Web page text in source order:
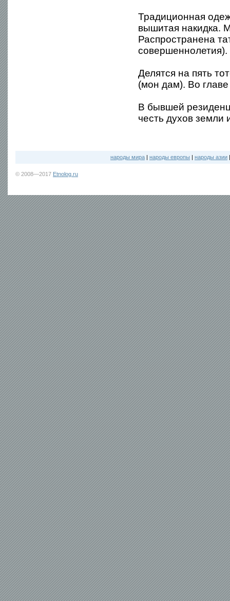
Традиционная
вышитая накидка.
Распространена
совершеннолетия).
Делятся на пять
(мон дам). Во
В бывшей
честь духов
народы мира | народы европы | народы азии
© 2008—2017 Etnolog.ru